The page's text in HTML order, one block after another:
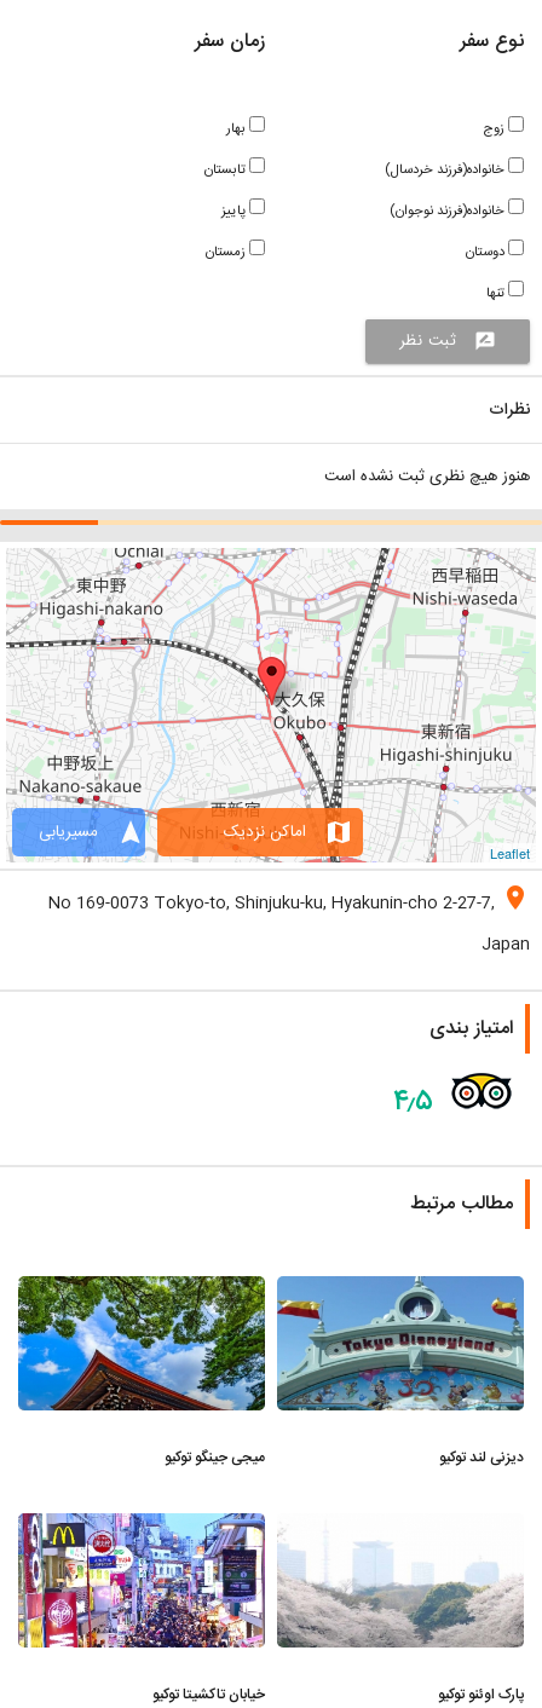
زمان سفر
بهار
تابستان
پاییز
زمستان
نوع سفر
زوج
خانواده(فرزند خردسال)
خانواده(فرزند نوجوان)
دوستان
تنها
rate_review ثبت نظر
نظرات
هنوز هیچ نظری ثبت نشده است
Leaflet
navigation مسیریابی map اماکن نزدیک
location_on
No 169-0073 Tokyo-to, Shinjuku-ku, Hyakunin-cho 2-27-7,
Japan
امتیاز بندی
۴٫۵
مطالب مرتبط
دیزنی لند توکیو میجی جینگو توکیو
پارک اوئنو توکیو خیابان تاکشیتا توکیو